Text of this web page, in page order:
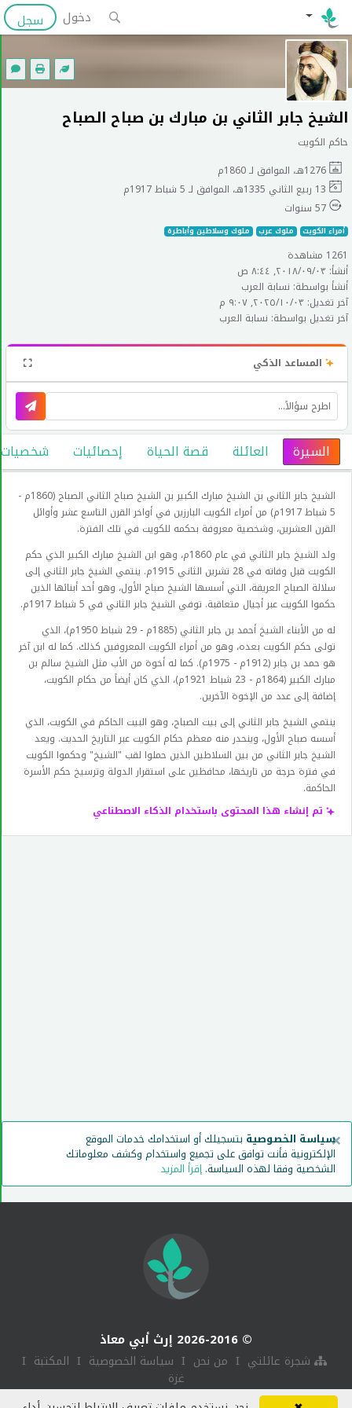
دخول سجل
الشيخ جابر الثاني بن مبارك بن صباح الصباح
حاكم الكويت
أمراء الكويت ملوك عرب ملوك وسلاطين وأباطرة
1261 مشاهدة
أنشأ: ٠٣‏/٠٩‏/٢٠١٨, ٨:٤٤ ص
أنشأ بواسطة: نسابة العرب
آخر تغديل: ٠٣‏/١٠‏/٢٠٢٥, ٩:٠٧ م
آخر تغديل بواسطة: نسابة العرب
المساعد الذكي
السيرة العائلة قصة الحياة إحصائيات شخصيات
الشيخ جابر الثاني بن الشيخ مبارك الكبير بن الشيخ صباح الثاني الصباح (1860م -
5 شباط 1917م) من أمراء الكويت البارزين في أواخر القرن التاسع عشر وأوائل
القرن العشرين، وشخصية معروفة بحكمه للكويت في تلك الفترة.
ولد الشيخ جابر الثاني في عام 1860م، وهو ابن الشيخ مبارك الكبير الذي حكم
الكويت قبل وفاته في 28 تشرين الثاني 1915م. ينتمي الشيخ جابر الثاني إلى
سلالة الصباح العريقة، التي أسسها الشيخ صباح الأول، وهو أحد أبنائها الذين
حكموا الكويت عبر أجيال متعاقبة. توفي الشيخ جابر الثاني في 5 شباط 1917م.
له من الأبناء الشيخ أحمد بن جابر الثاني (1885م - 29 شباط 1950م)، الذي
تولى حكم الكويت بعده، وهو من أمراء الكويت المعروفين كذلك. كما له ابن آخر
هو حمد بن جابر (1912م - 1975م). كما له أخوة من الأب مثل الشيخ سالم بن
مبارك الكبير (1864م - 23 شباط 1921م)، الذي كان أيضاً من حكام الكويت،
إضافة إلى عدد من الإخوة الآخرين.
ينتمي الشيخ جابر الثاني إلى بيت الصباح، وهو البيت الحاكم في الكويت، الذي
أسسه صباح الأول، وينحدر منه معظم حكام الكويت عبر التاريخ الحديث. ويعد
الشيخ جابر الثاني من بين السلاطين الذين حملوا لقب "الشيخ" وحكموا الكويت
في فترة حرجة من تاريخها، محافظين على استقرار الدولة وترسيخ حكم الأسرة
الحاكمة.
تم إنشاء هذا المحتوى باستخدام الذكاء الاصطناعي
سياسة الخصوصية بتسجيلك أو استخدامك خدمات الموقع
الإلكترونية فأنت توافق على تجميع واستخدام وكشف معلوماتك
الشخصية وفقا لهذه السياسة.إقرأ المزيد
×
© 2026-2016 إرث أبي معاذ
شجرة عائلتي I من نحن I سياسة الخصوصية I المكتبة I
غزة